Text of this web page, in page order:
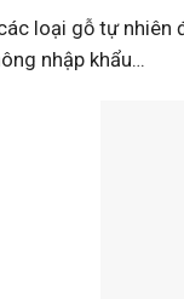
loại gỗ tự nhiên
nhập khẩu…